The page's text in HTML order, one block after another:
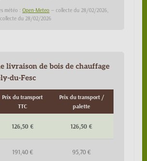
météo : Open-Meteo — collecte du 28/02/2026,
du 28/02/2026
livraison de bois de chauffage
du-Fesc
Prix du transport
TTC
Prix du transport /
palette
126,50 € 126,50 €
191,40 € 95,70 €